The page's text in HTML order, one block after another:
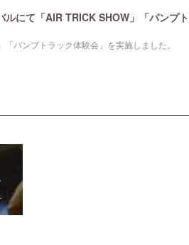
パンプトラック体験会」を実施しました。